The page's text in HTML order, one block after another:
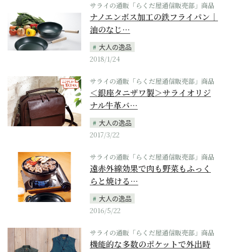
サライの通販「らくだ屋通信販売部」商品
ナノエンボス加工の鉄フライパン｜
油のなじ…
大人の逸品
2018/1/24
サライの通販「らくだ屋通信販売部」商品
＜銀座タニザワ製＞サライオリジ
ナル牛革バ…
大人の逸品
2017/3/22
サライの通販「らくだ屋通信販売部」商品
遠赤外線効果で肉も野菜もふっく
らと焼ける…
大人の逸品
2016/5/22
サライの通販「らくだ屋通信販売部」商品
機能的な多数のポケットで外出時